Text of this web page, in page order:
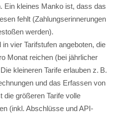
Ein kleines Manko ist, dass das
fehlt (Zahlungserinnerungen
werden).
in vier Tarifstufen angeboten, die
Monat reichen (bei jährlicher
kleineren Tarife erlauben z. B.
und das Erfassen von
die größeren Tarife volle
(inkl. Abschlüsse und API-